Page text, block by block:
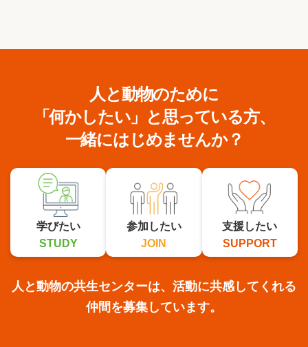
人と動物のために
「何かしたい」と思っている方、
一緒にはじめませんか？
学びたい
STUDY
参加したい
JOIN
支援したい
SUPPORT
人と動物の共生センターは、活動に共感してくれる
仲間を募集しています。